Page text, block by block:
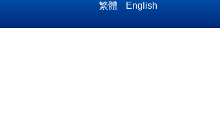
繁體 English